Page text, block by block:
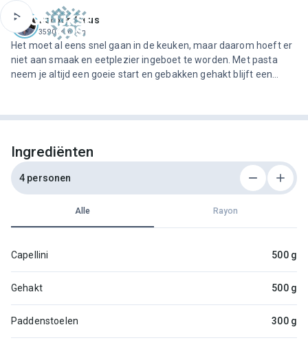
Jeroen Meus
3590 recepten
Het moet al eens snel gaan in de keuken, maar daarom hoeft er
niet aan smaak en eetplezier ingeboet te worden. Met pasta
neem je altijd een goeie start en gebakken gehakt blijft een
stuk.
Ingrediënten
4 personen
Alle Rayon
Capellini 500 g
Gehakt 500 g
Paddenstoelen 300 g